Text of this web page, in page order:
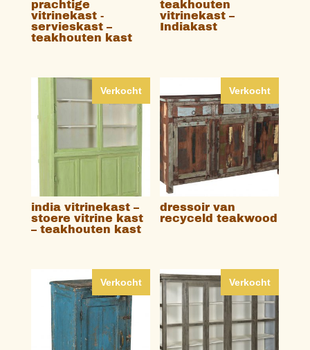
prachtige
vitrinekast -
servieskast –
teakhouten kast
teakhouten
vitrinekast –
Indiakast
Verkocht
india vitrinekast –
stoere vitrine kast
– teakhouten kast
Verkocht
dressoir van
recyceld teakwood
Verkocht Verkocht